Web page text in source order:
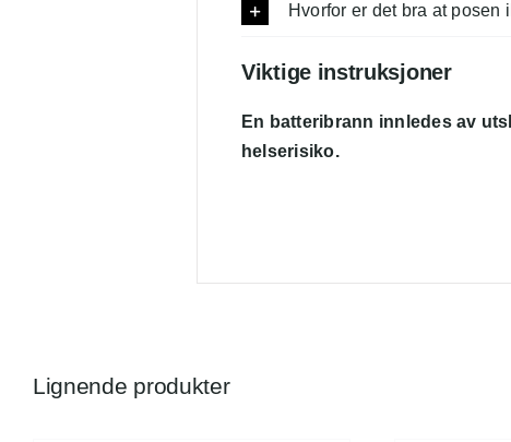
Hvorfor er det bra at posen
Viktige instruksjoner
En batteribrann innledes av
helserisiko.
Lignende produkter